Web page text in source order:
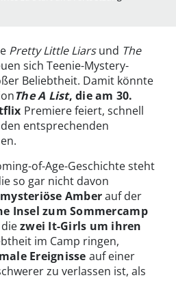
Pretty Little Liarsund The
sich Teenie-Mystery-
Beliebtheit. Damit könnte
The A List, die am 30.
Premiere feiert, schnell
entsprechenden
of-Age-Geschichte steht
so gar nicht davon
Amberauf der
Insel zum Sommercamp
zwei It-Girls um ihren
im Camp ringen,
Ereignisse auf einer
zu verlassen ist, als